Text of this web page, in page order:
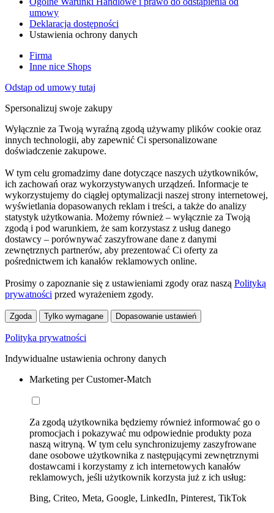
umowy
Deklaracja dostępności
Ustawienia ochrony danych
Firma
Inne nice Shops
Odstąp od umowy tutaj
Spersonalizuj swoje zakupy
Wyłącznie za Twoją wyraźną zgodą używamy plików cookie oraz
innych technologii, aby zapewnić Ci spersonalizowane
doświadczenie zakupowe.
W tym celu gromadzimy dane dotyczące naszych użytkowników,
ich zachowań oraz wykorzystywanych urządzeń. Informacje te
wykorzystujemy do ciągłej optymalizacji naszej strony internetowej,
wyświetlania dopasowanych reklam i treści, a także do analizy
statystyk użytkowania. Możemy również – wyłącznie za Twoją
zgodą i pod warunkiem, że sam korzystasz z usług danego
dostawcy – porównywać zaszyfrowane dane z danymi
zewnętrznych partnerów, aby prezentować Ci oferty za
pośrednictwem ich kanałów reklamowych online.
Prosimy o zapoznanie się z ustawieniami zgody oraz naszą Polityką
prywatności przed wyrażeniem zgody.
Zgoda Tylko wymagane Dopasowanie ustawień
Polityka prywatności
Indywidualne ustawienia ochrony danych
Marketing per Customer-Match
Za zgodą użytkownika będziemy również informować go o
promocjach i pokazywać mu odpowiednie produkty poza
naszą witryną. W tym celu synchronizujemy zaszyfrowane
dane osobowe użytkownika z następującymi zewnętrznymi
dostawcami i korzystamy z ich internetowych kanałów
reklamowych, jeśli użytkownik korzysta już z ich usług:
Bing, Criteo, Meta, Google, LinkedIn, Pinterest, TikTok